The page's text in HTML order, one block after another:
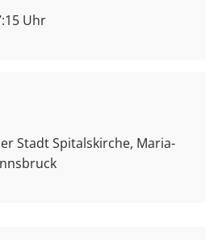
Uhr
Stadt Spitalskirche, Maria-